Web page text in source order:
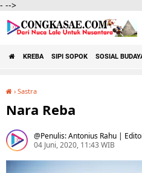
- -->
KREBA SIPI SOPOK SOSIAL
› Sastra
Nara Reba
Penulis: Antonius Rahu |
04 Juni, 2020, 11:43 WIB